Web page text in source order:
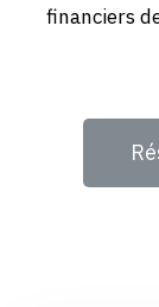
financiers